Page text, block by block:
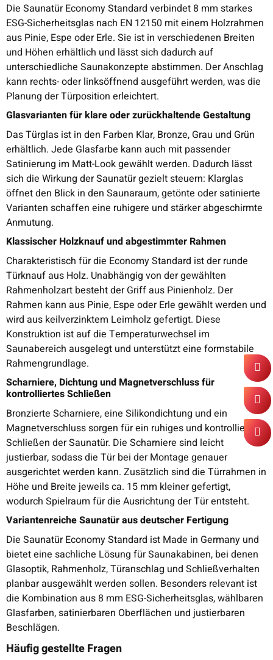
Die Saunatür Economy Standard verbindet 8 mm starkes
ESG-Sicherheitsglas nach EN 12150 mit einem Holzrahmen
aus Pinie, Espe oder Erle. Sie ist in verschiedenen Breiten
und Höhen erhältlich und lässt sich dadurch auf
unterschiedliche Saunakonzepte abstimmen. Der Anschlag
kann rechts- oder linksöffnend ausgeführt werden, was die
Planung der Türposition erleichtert.
Glasvarianten für klare oder zurückhaltende Gestaltung
Das Türglas ist in den Farben Klar, Bronze, Grau und Grün
erhältlich. Jede Glasfarbe kann auch mit passender
Satinierung im Matt-Look gewählt werden. Dadurch lässt
sich die Wirkung der Saunatür gezielt steuern: Klarglas
öffnet den Blick in den Saunaraum, getönte oder satinierte
Varianten schaffen eine ruhigere und stärker abgeschirmte
Anmutung.
Klassischer Holzknauf und abgestimmter Rahmen
Charakteristisch für die Economy Standard ist der runde
Türknauf aus Holz. Unabhängig von der gewählten
Rahmenholzart besteht der Griff aus Pinienholz. Der
Rahmen kann aus Pinie, Espe oder Erle gewählt werden und
wird aus keilverzinktem Leimholz gefertigt. Diese
Konstruktion ist auf die Temperaturwechsel im
Saunabereich ausgelegt und unterstützt eine formstabile
Rahmengrundlage.
Scharniere, Dichtung und Magnetverschluss für
kontrolliertes Schließen
Bronzierte Scharniere, eine Silikondichtung und ein
Magnetverschluss sorgen für ein ruhiges und kontrolliertes
Schließen der Saunatür. Die Scharniere sind leicht
justierbar, sodass die Tür bei der Montage genauer
ausgerichtet werden kann. Zusätzlich sind die Türrahmen in
Höhe und Breite jeweils ca. 15 mm kleiner gefertigt,
wodurch Spielraum für die Ausrichtung der Tür entsteht.
Variantenreiche Saunatür aus deutscher Fertigung
Die Saunatür Economy Standard ist Made in Germany und
bietet eine sachliche Lösung für Saunakabinen, bei denen
Glasoptik, Rahmenholz, Türanschlag und Schließverhalten
planbar ausgewählt werden sollen. Besonders relevant ist
die Kombination aus 8 mm ESG-Sicherheitsglas, wählbaren
Glasfarben, satinierbaren Oberflächen und justierbaren
Beschlägen.
Häufig gestellte Fragen